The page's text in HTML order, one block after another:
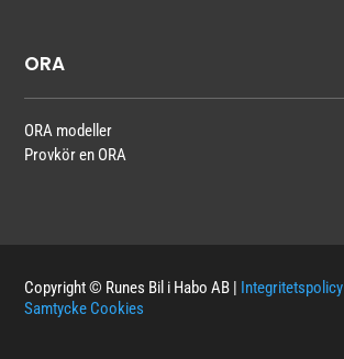
ORA
ORA modeller
Provkör en ORA
Copyright © Runes Bil i Habo AB | Integritetspolicy
Samtycke Cookies